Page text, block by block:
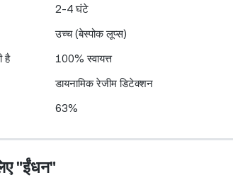
2-4 घंटे
उच्च (बेस्पोक लूप्स)
है 100% स्वायत्त
डायनामिक रेजीम डिटेक्शन
63%
"ईंधन"